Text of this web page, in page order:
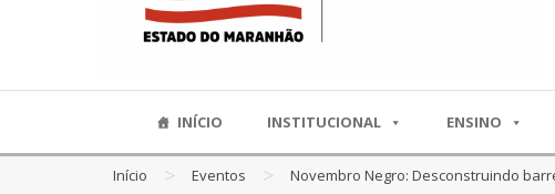
INÍCIO INSTITUCIONAL ENSINO
Início > Eventos > Novembro Negro: Desconstruindo